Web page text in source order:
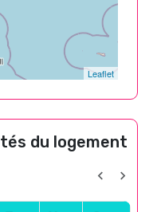
Leaflet
du logement